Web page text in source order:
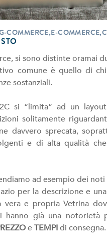
COMMERCE,E-
si sono distinte oramai
comune è quello di
sostanziali.
si “limita” ad un
solitamente
davvero sprecata,
e di alta qualità
ad esempio dei
per la descrizione e
vera e propria Vetrina
già una notorietà
eTEMPIdi consegna.